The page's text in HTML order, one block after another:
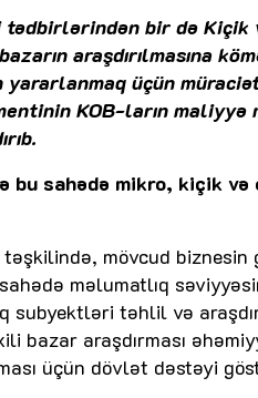
bir də Kiçik
araşdırılmasına
üçün
KOB-ların maliyyə
bu sahədə mikro, kiçik
mövcud
məlumatlıq
təhlil və
bazar araşdırması
üçün dövlət dəstəyi